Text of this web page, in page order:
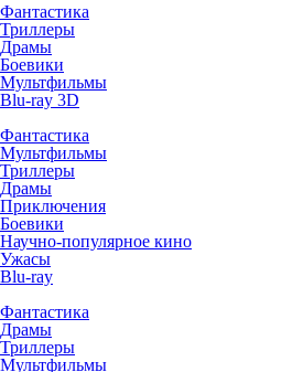
Фантастика
Триллеры
Драмы
Боевики
Мультфильмы
Blu-ray 3D
Фантастика
Мультфильмы
Триллеры
Драмы
Приключения
Боевики
Научно-популярное кино
Ужасы
Blu-ray
Фантастика
Драмы
Триллеры
Мультфильмы